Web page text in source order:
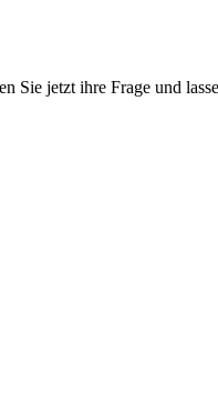
Sie jetzt ihre Frage und